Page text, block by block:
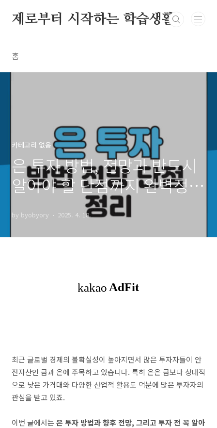
제로부터 시작하는 학습생활
홈
카테고리 없음
은 투자 방법, 전망과 반드시
알아야 할 단점까지 완벽정
by byobyory 2025. 4. 18.
최근 글로벌 경제의 불확실성이 높아지면서 많은 투자자들이 안
전자산인 금과 은에 주목하고 있습니다. 특히 은은 금보다 상대적
으로 낮은 가격대와 다양한 산업적 활용도 덕분에 많은 투자자의
관심을 받고 있죠.
이번 글에서는 은 투자 방법과 향후 전망, 그리고 투자 전 꼭 알아